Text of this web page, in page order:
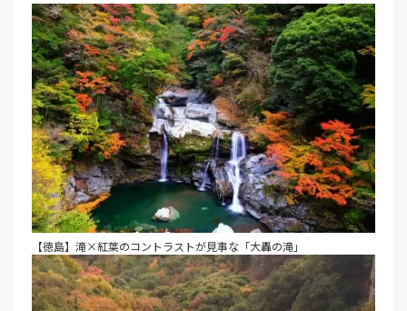
【徳島】滝×紅葉のコントラストが見事な「大轟の滝」